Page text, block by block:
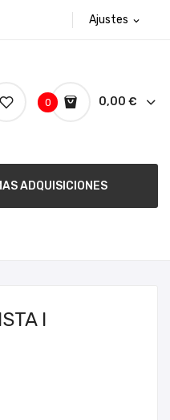
Ajustes expand_more
0 0,00 €
ADQUISICIONES
I